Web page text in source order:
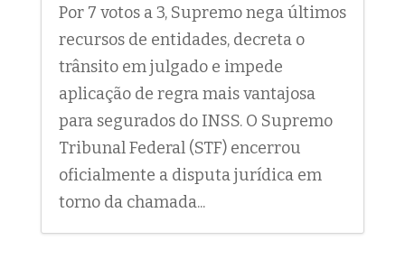
Por 7 votos a 3, Supremo nega últimos
recursos de entidades, decreta o
trânsito em julgado e impede
aplicação de regra mais vantajosa
para segurados do INSS. O Supremo
Tribunal Federal (STF) encerrou
oficialmente a disputa jurídica em
torno da chamada...